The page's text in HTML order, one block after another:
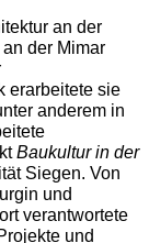
an der
der Mimar
erarbeitete sie
anderem in
Baukultur in der
Siegen. Von
und
verantwortete
und